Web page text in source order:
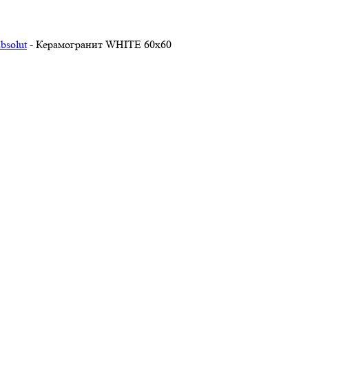
- Керамогранит WHITE 60х60